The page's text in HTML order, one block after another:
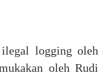
ilegal logging oleh
oleh Rudi